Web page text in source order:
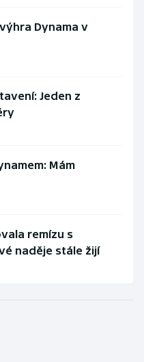
Dynama v
Jeden z
Mám
remízu s
naděje stále žijí